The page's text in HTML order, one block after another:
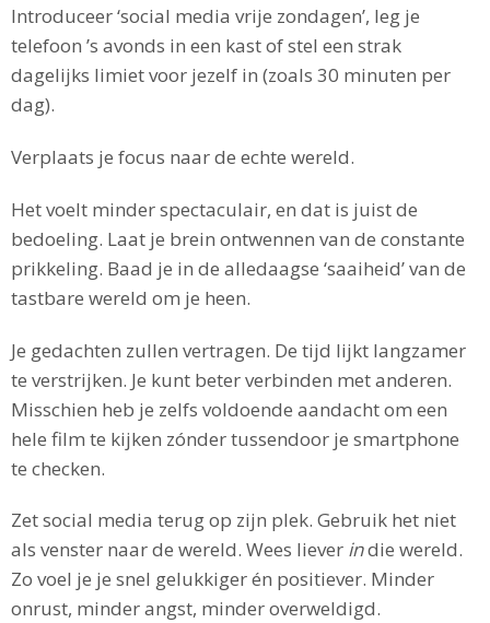
Introduceer ‘social media vrije zondagen’, leg je
telefoon ’s avonds in een kast of stel een strak
dagelijks limiet voor jezelf in (zoals 30 minuten per
dag).
Verplaats je focus naar de echte wereld.
Het voelt minder spectaculair, en dat is juist de
bedoeling. Laat je brein ontwennen van de constante
prikkeling. Baad je in de alledaagse ‘saaiheid’ van de
tastbare wereld om je heen.
Je gedachten zullen vertragen. De tijd lijkt langzamer
te verstrijken. Je kunt beter verbinden met anderen.
Misschien heb je zelfs voldoende aandacht om een
hele film te kijken zónder tussendoor je smartphone
te checken.
Zet social media terug op zijn plek. Gebruik het niet
als venster naar de wereld. Wees liever indie wereld.
Zo voel je je snel gelukkiger én positiever. Minder
onrust, minder angst, minder overweldigd.